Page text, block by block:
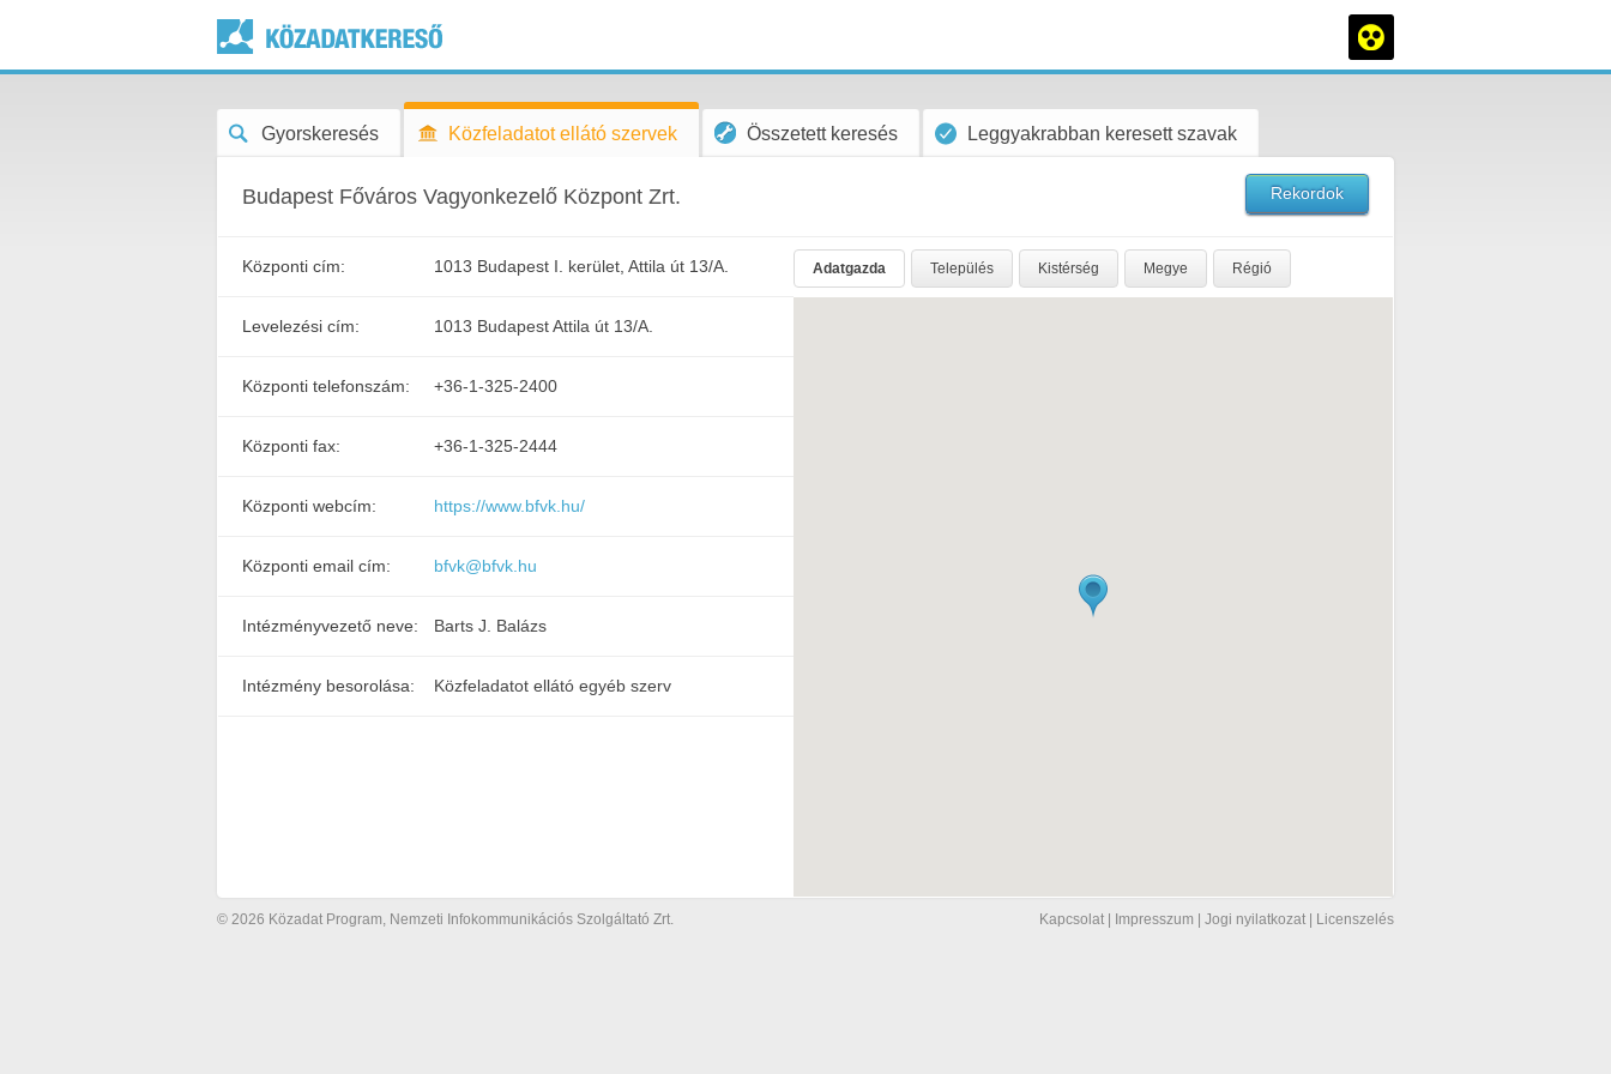
Gyorskeresés Közfeladatot ellátó szervek Összetett keresés Leggyakrabban keresett szavak
Budapest Főváros Vagyonkezelő Központ Zrt. Rekordok
Központi cím: 1013 Budapest I. kerület, Attila út 13/A.
Levelezési cím: 1013 Budapest Attila út 13/A.
Központi telefonszám: +36-1-325-2400
Központi fax: +36-1-325-2444
Központi webcím: https://www.bfvk.hu/
Központi email cím: bfvk@bfvk.hu
Intézményvezető neve: Barts J. Balázs
Intézmény besorolása: Közfeladatot ellátó egyéb szerv
Adatgazda Település Kistérség Megye Régió
© 2026 Közadat Program, Nemzeti Infokommunikációs Szolgáltató Zrt. Kapcsolat Impresszum Jogi nyilatkozat Licenszelés